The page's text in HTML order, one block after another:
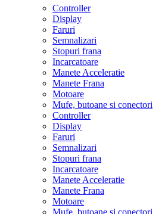
Controller
Display
Faruri
Semnalizari
Stopuri frana
Incarcatoare
Manete Acceleratie
Manete Frana
Motoare
Mufe, butoane si conectori
Controller
Display
Faruri
Semnalizari
Stopuri frana
Incarcatoare
Manete Acceleratie
Manete Frana
Motoare
Mufe, butoane si conectori